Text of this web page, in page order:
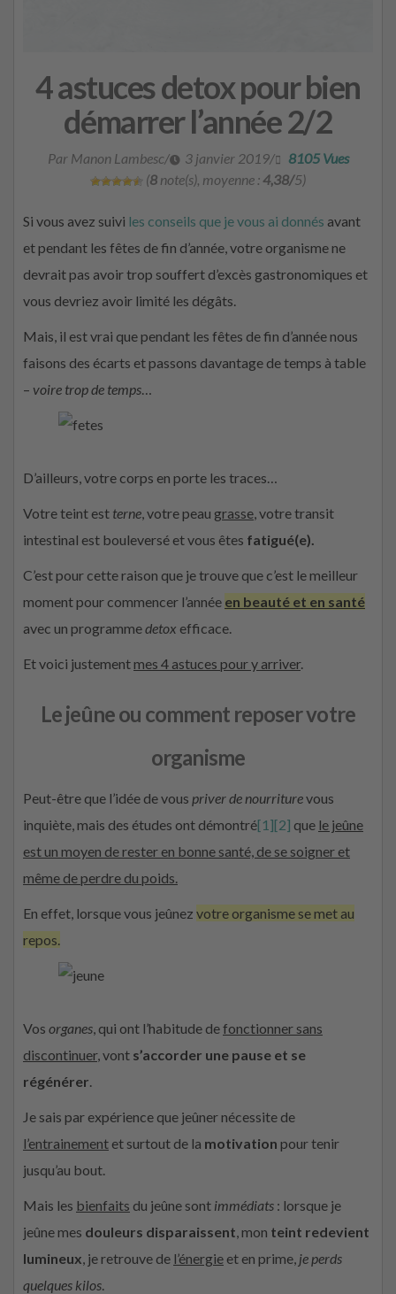
4 astuces detox pour bien
démarrer l’année 2/2
Par Manon Lambesc/ 3 janvier 2019/
8105 Vues
(8 note(s), moyenne : 4,38/5)
Si vous avez suivi les conseils que je vous ai donnés avant
et pendant les fêtes de fin d’année, votre organisme ne
devrait pas avoir trop souffert d’excès gastronomiques et
vous devriez avoir limité les dégâts.
Mais, il est vrai que pendant les fêtes de fin d’année nous
faisons des écarts et passons davantage de temps à table
– voire trop de temps…
D’ailleurs, votre corps en porte les traces…
Votre teint est terne, votre peau grasse, votre transit
intestinal est bouleversé et vous êtes fatigué(e).
C’est pour cette raison que je trouve que c’est le meilleur
moment pour commencer l’année en beauté et en santé
avec un programmedetox efficace.
Et voici justementmes 4 astuces pour y arriver.
Le jeûne ou comment reposer votre
organisme
Peut-être que l’idée de vous priver de nourriturevous
inquiète, mais des études ont démontré[1][2] que le jeûne
est un moyen de rester en bonne santé, de se soigner et
même de perdre du poids.
En effet, lorsque vous jeûnez votre organisme se met au
repos.
Vos organes, qui ont l’habitude defonctionner sans
discontinuer, vont s’accorder une pause et se
régénérer.
Je sais par expérience que jeûner nécessite de
l’entrainement et surtout de la motivation pour tenir
jusqu’au bout.
Mais les bienfaits du jeûne sont immédiats : lorsque je
jeûne mes douleurs disparaissent, mon teint redevient
lumineux, je retrouve de l’énergie et en prime, je perds
quelques kilos.